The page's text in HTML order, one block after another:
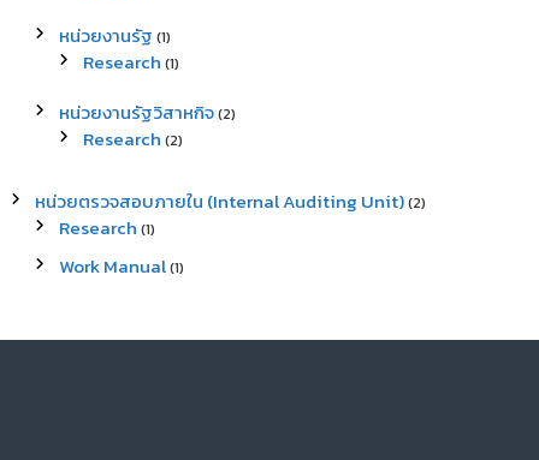
หน่วยงานรัฐ (1)
Research (1)
หน่วยงานรัฐวิสาหกิจ(2)
Research (2)
หน่วยตรวจสอบภายใน (Internal Auditing Unit)(2)
Research (1)
Work Manual(1)